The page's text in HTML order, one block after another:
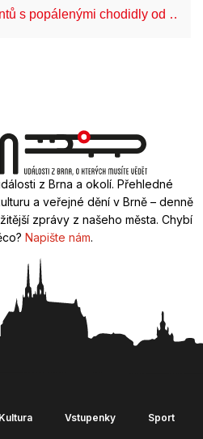
s popálenými chodidly od …
z Brna a okolí. Přehledné
a veřejné dění v Brně – denně
zprávy z našeho města. Chybí
Napište nám.
Kultura Vstupenky Sport